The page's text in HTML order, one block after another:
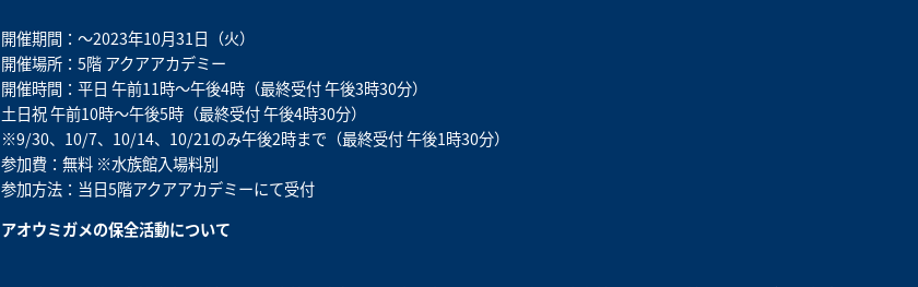
開催期間：～2023年10月31日（火）
開催場所：5階 アクアアカデミー
開催時間：平日 午前11時～午後4時（最終受付 午後3時30分）
土日祝 午前10時～午後5時（最終受付 午後4時30分）
※9/30、10/7、10/14、10/21のみ午後2時まで（最終受付 午後1時30分）
参加費：無料 ※水族館入場料別
参加方法：当日5階アクアアカデミーにて受付
アオウミガメの保全活動について